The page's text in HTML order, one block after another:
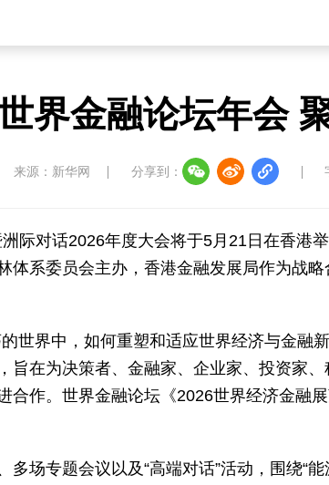
界金融论坛年会
来源：新华网 分享到：
际对话2026年度大会将于5月21日在香港
体系委员会主办，香港金融发展局作为战略
世界中，如何重塑和适应世界经济与金融
在为决策者、金融家、企业家、投资家、
作。世界金融论坛《2026世界经济金融展
场专题会议以及“高端对话”活动，围绕“